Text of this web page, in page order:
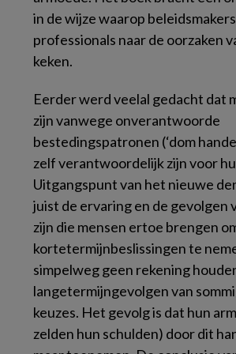
in de wijze waarop
professionals naar de oorzaken
keken.
Eerder werd veelal gedacht dat
zijn vanwege onverantwoorde
bestedingspatronen (‘dom
zelf verantwoordelijk zijn voor
Uitgangspunt van het nieuwe
juist de ervaring en de gevolgen
zijn die mensen ertoe brengen
kortetermijnbeslissingen te
simpelweg geen rekening
langetermijngevolgen van
keuzes. Het gevolg is dat hun
zelden hun schulden) door dit